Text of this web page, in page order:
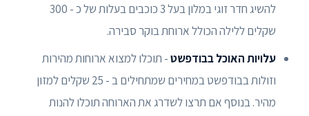
להשיג חדר זוגי במלון בעל 3 כוכבים בעלות של כ - 300
שקלים ללילה הכולל ארוחת בוקר סבירה.
עלויות האוכל בבודפשט- תוכלו למצוא ארוחות מהירות
וזולות בבודפשט במחירים שמתחילים ב - 25 שקלים למזון
מהיר. בנוסף אם תרצו לשדרג את הארוחה תוכלו להנות